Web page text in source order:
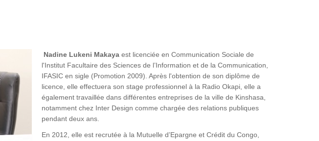
Nadine Lukeni Makaya est licenciée en Communication Sociale de
l'Institut Facultaire des Sciences de l’Information et de la Communication,
IFASIC en sigle (Promotion 2009). Après l'obtention de son diplôme de
licence, elle effectuera son stage professionnel à la Radio Okapi, elle a
également travaillée dans différentes entreprises de la ville de Kinshasa,
notamment chez Inter Design comme chargée des relations publiques
pendant deux ans.
En 2012, elle est recrutée à la Mutuelle d’Epargne et Crédit du Congo,